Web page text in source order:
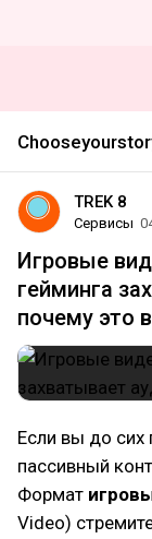
TREK 8
Сервисы
Игровые
гейминга
почему это
Если вы до сих
пассивный
Формат
Video)